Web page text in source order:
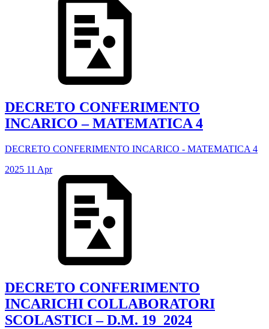
DECRETO CONFERIMENTO
INCARICO – MATEMATICA 4
DECRETO CONFERIMENTO INCARICO - MATEMATICA 4
2025 11 Apr
DECRETO CONFERIMENTO
INCARICHI COLLABORATORI
SCOLASTICI – D.M. 19_2024